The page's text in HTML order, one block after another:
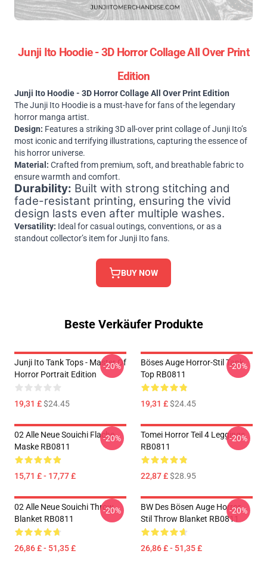
Junji Ito Hoodie - 3D Horror Collage All Over Print
Edition
Junji Ito Hoodie - 3D Horror Collage All Over Print Edition
The Junji Ito Hoodie is a must-have for fans of the legendary
horror manga artist.
Design: Features a striking 3D all-over print collage of Junji Ito’s
most iconic and terrifying illustrations, capturing the essence of
his horror universe.
Material: Crafted from premium, soft, and breathable fabric to
ensure warmth and comfort.
Durability: Built with strong stitching and
fade-resistant printing, ensuring the vivid
design lasts even after multiple washes.
Versatility: Ideal for casual outings, conventions, or as a
standout collector’s item for Junji Ito fans.
BUY NOW
Beste Verkäufer Produkte
Junji Ito Tank Tops - Master Of
Horror Portrait Edition
19,31 £$24.45
-20%
Böses Auge Horror-Stil Tank
Top RB0811
19,31 £$24.45
-20%
02 Alle Neue Souichi Flache
Maske RB0811
15,71 £ - 17,77 £
-20%
Tomei Horror Teil 4 Leggings
RB0811
22,87 £$28.95
-20%
02 Alle Neue Souichi Throw
Blanket RB0811
26,86 £ - 51,35 £
-20%
BW Des Bösen Auge Horror
Stil Throw Blanket RB0811
26,86 £ - 51,35 £
-20%